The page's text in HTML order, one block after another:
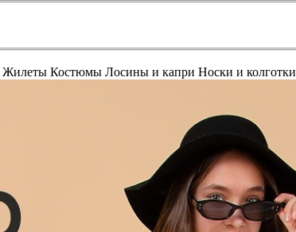
Жилеты Костюмы Лосины и капри Носки и колготки